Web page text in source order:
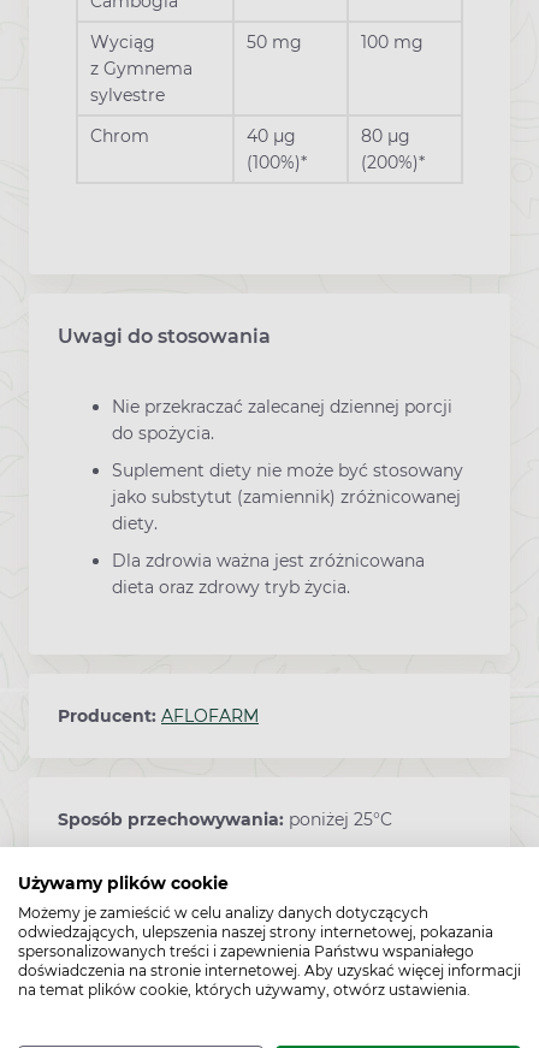
Używamy plików cookie
Możemy je zamieścić w celu analizy danych dotyczących
odwiedzających, ulepszenia naszej strony internetowej, pokazania
spersonalizowanych treści i zapewnienia Państwu wspaniałego
doświadczenia na stronie internetowej. Aby uzyskać więcej informacji
na temat plików cookie, których używamy, otwórz ustawienia.
Wyciąg
z Gymnema
sylvestre
50 mg 100 mg
Chrom
40 μg
(100%)*
80 μg
(200%)*
Uwagi do stosowania
Nie przekraczać zalecanej dziennej porcji
do spożycia.
Suplement diety nie może być stosowany
jako substytut (zamiennik) zróżnicowanej
diety.
Dla zdrowia ważna jest zróżnicowana
dieta oraz zdrowy tryb życia.
Producent: AFLOFARM
Sposób przechowywania: poniżej 25°C
Kod EAN:5906071004396